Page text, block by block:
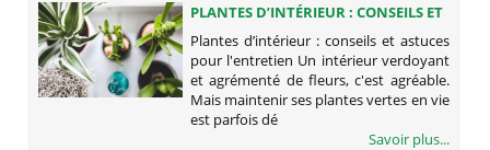
PLANTES D’INTÉRIEUR : CONSEILS ET
ASTUCES POUR L'ENTRETIEN
Plantes d’intérieur : conseils et astuces
pour l'entretien Un intérieur verdoyant
et agrémenté de fleurs, c'est agréable.
Mais maintenir ses plantes vertes en vie
est parfois dé
Savoir plus...